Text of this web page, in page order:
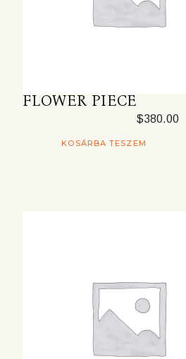
FLOWER PIECE
$380.00
KOSÁRBA TESZEM